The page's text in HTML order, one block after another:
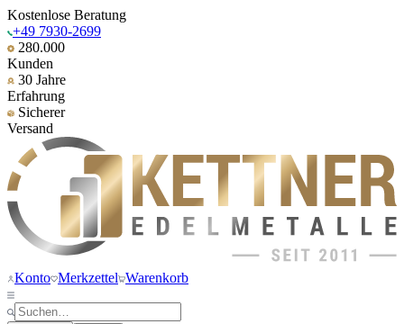
Kostenlose Beratung
+49 7930-2699
280.000
Kunden
30 Jahre
Erfahrung
Sicherer
Versand
Konto Merkzettel Warenkorb